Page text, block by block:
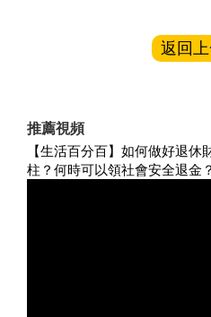
返回
推薦視頻
【生活百分百】如何做好退
柱？何時可以領社會安全退金？